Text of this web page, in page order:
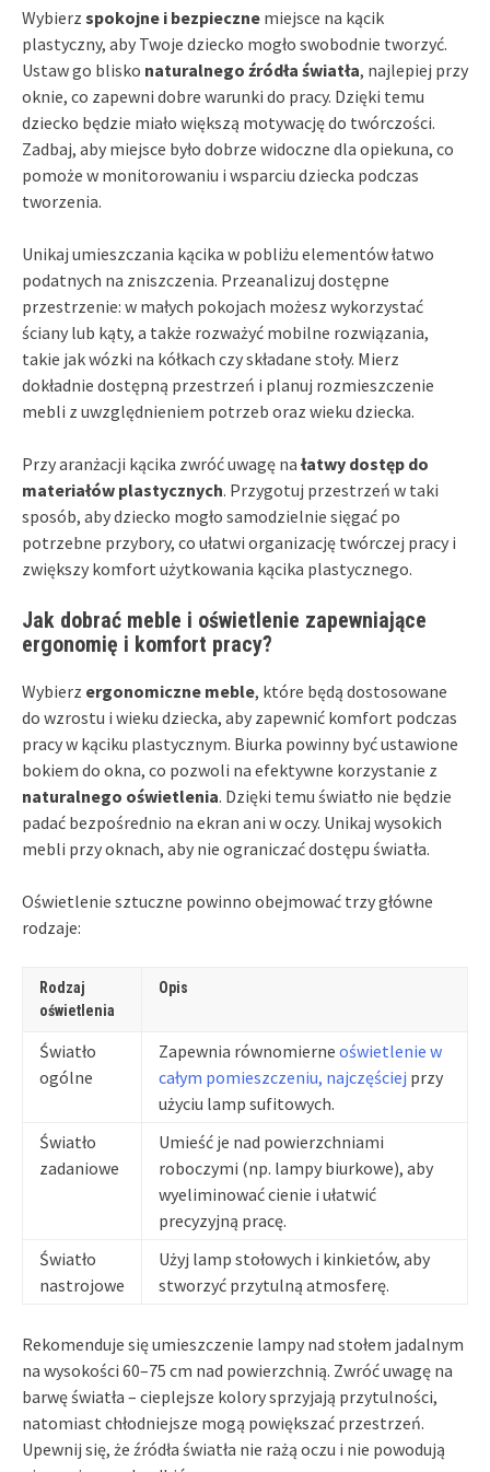
Wybierz spokojne i bezpieczne miejsce na kącik
plastyczny, aby Twoje dziecko mogło swobodnie tworzyć.
Ustaw go blisko naturalnego źródła światła, najlepiej przy
oknie, co zapewni dobre warunki do pracy. Dzięki temu
dziecko będzie miało większą motywację do twórczości.
Zadbaj, aby miejsce było dobrze widoczne dla opiekuna, co
pomoże w monitorowaniu i wsparciu dziecka podczas
tworzenia.
Unikaj umieszczania kącika w pobliżu elementów łatwo
podatnych na zniszczenia. Przeanalizuj dostępne
przestrzenie: w małych pokojach możesz wykorzystać
ściany lub kąty, a także rozważyć mobilne rozwiązania,
takie jak wózki na kółkach czy składane stoły. Mierz
dokładnie dostępną przestrzeń i planuj rozmieszczenie
mebli z uwzględnieniem potrzeb oraz wieku dziecka.
Przy aranżacji kącika zwróć uwagę na łatwy dostęp do
materiałów plastycznych. Przygotuj przestrzeń w taki
sposób, aby dziecko mogło samodzielnie sięgać po
potrzebne przybory, co ułatwi organizację twórczej pracy i
zwiększy komfort użytkowania kącika plastycznego.
Jak dobrać meble i oświetlenie zapewniające
ergonomię i komfort pracy?
Wybierz ergonomiczne meble, które będą dostosowane
do wzrostu i wieku dziecka, aby zapewnić komfort podczas
pracy w kąciku plastycznym. Biurka powinny być ustawione
bokiem do okna, co pozwoli na efektywne korzystanie z
naturalnego oświetlenia. Dzięki temu światło nie będzie
padać bezpośrednio na ekran ani w oczy. Unikaj wysokich
mebli przy oknach, aby nie ograniczać dostępu światła.
Oświetlenie sztuczne powinno obejmować trzy główne
rodzaje:
Rodzaj
oświetlenia
Opis
Światło
ogólne
Zapewnia równomierne oświetlenie w
całym pomieszczeniu, najczęściej przy
użyciu lamp sufitowych.
Światło
zadaniowe
Umieść je nad powierzchniami
roboczymi (np. lampy biurkowe), aby
wyeliminować cienie i ułatwić
precyzyjną pracę.
Światło
nastrojowe
Użyj lamp stołowych i kinkietów, aby
stworzyć przytulną atmosferę.
Rekomenduje się umieszczenie lampy nad stołem jadalnym
na wysokości 60–75 cm nad powierzchnią. Zwróć uwagę na
barwę światła – cieplejsze kolory sprzyjają przytulności,
natomiast chłodniejsze mogą powiększać przestrzeń.
Upewnij się, że źródła światła nie rażą oczu i nie powodują